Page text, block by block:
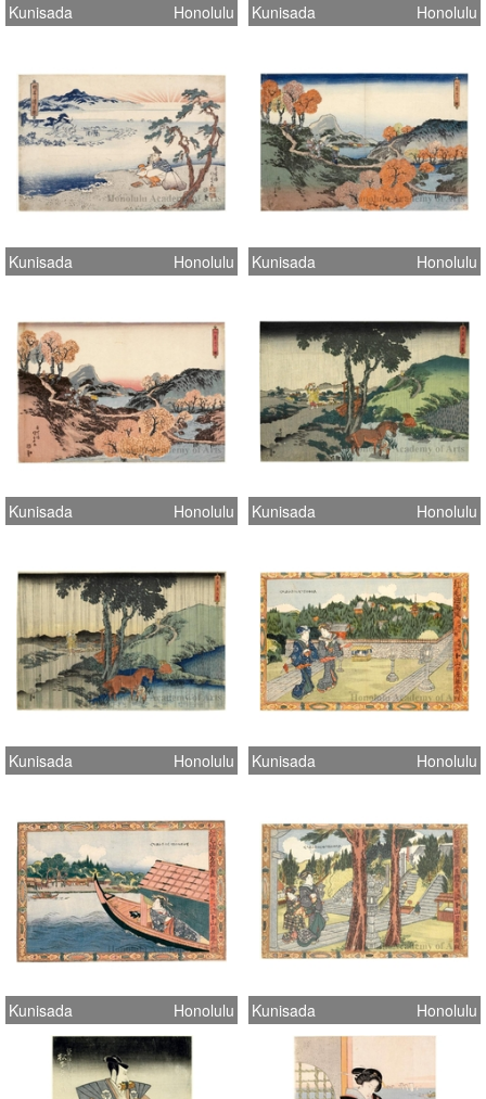
Kunisada Honolulu Kunisada Honolulu
Kunisada Honolulu Kunisada Honolulu
Kunisada Honolulu Kunisada Honolulu
Kunisada Honolulu Kunisada Honolulu
Kunisada Honolulu Kunisada Honolulu